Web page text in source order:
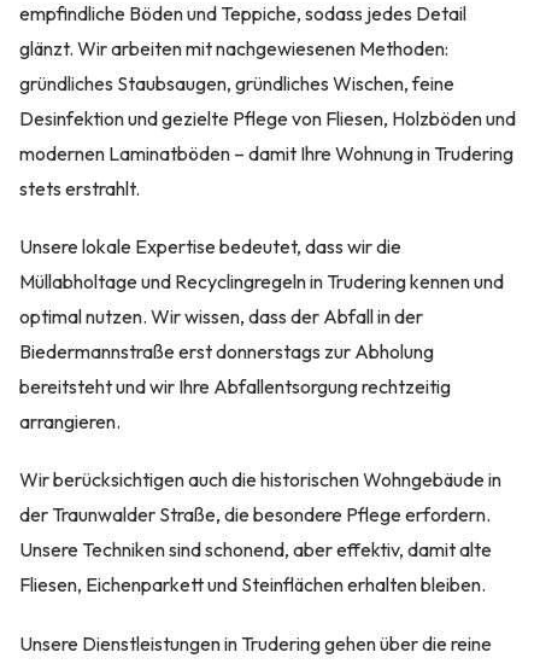
empfindliche Böden und Teppiche, sodass jedes Detail
glänzt. Wir arbeiten mit nachgewiesenen Methoden:
gründliches Staubsaugen, gründliches Wischen, feine
Desinfektion und gezielte Pflege von Fliesen, Holzböden und
modernen Laminatböden – damit Ihre Wohnung in Trudering
stets erstrahlt.
Unsere lokale Expertise bedeutet, dass wir die
Müllabholtage und Recyclingregeln in Trudering kennen und
optimal nutzen. Wir wissen, dass der Abfall in der
Biedermannstraße erst donnerstags zur Abholung
bereitsteht und wir Ihre Abfallentsorgung rechtzeitig
arrangieren.
Wir berücksichtigen auch die historischen Wohngebäude in
der Traunwalder Straße, die besondere Pflege erfordern.
Unsere Techniken sind schonend, aber effektiv, damit alte
Fliesen, Eichenparkett und Steinflächen erhalten bleiben.
Unsere Dienstleistungen in Trudering gehen über die reine